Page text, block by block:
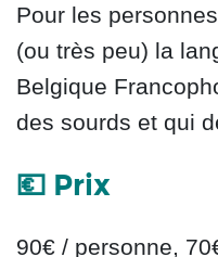
Pour les
(ou très peu) la
Belgique
des sourds et qui
💶 Prix
90€ / personne,